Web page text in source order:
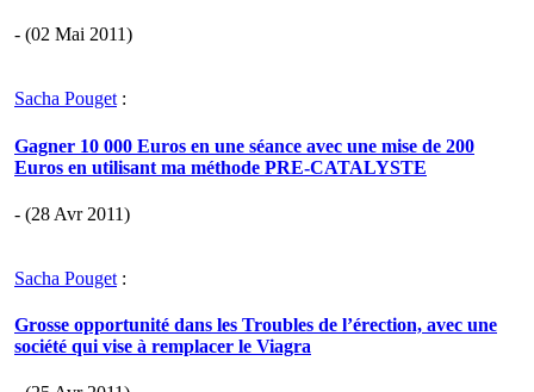
- (02 Mai 2011)
Sacha Pouget :
Gagner 10 000 Euros en une séance avec une mise de 200
Euros en utilisant ma méthode PRE-CATALYSTE
- (28 Avr 2011)
Sacha Pouget :
Grosse opportunité dans les Troubles de l’érection, avec une
société qui vise à remplacer le Viagra